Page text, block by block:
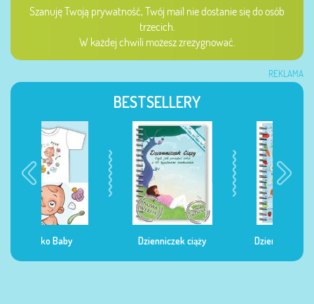
Szanuję Twoją prywatność, Twój mail nie dostanie się do osób
trzecich.
W każdej chwili możesz zrezygnować.
REKLAMA
BESTSELLERY
Dzienniczek ciąży Dzienniczek żywienia